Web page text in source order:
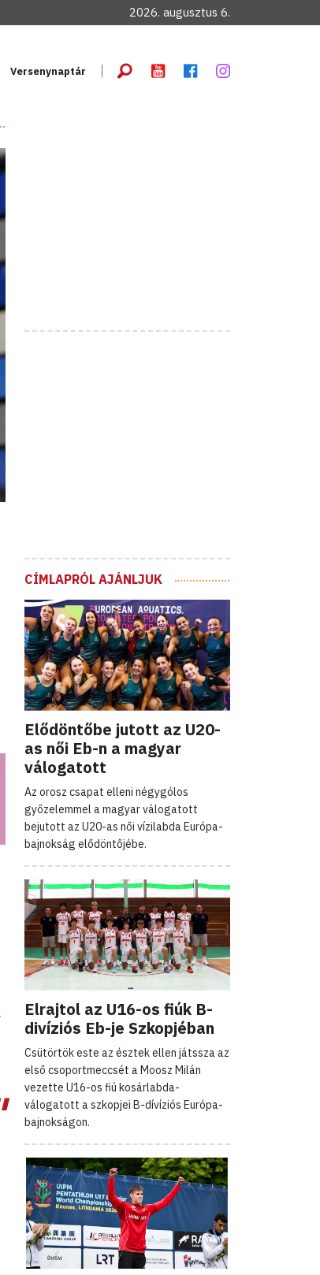
2026. augusztus 6.
Versenynaptár
CÍMLAPRÓL AJÁNLJUK
Elődöntőbe jutott az U20-
as női Eb-n a magyar
válogatott
Az orosz csapat elleni négygólos
győzelemmel a magyar válogatott
bejutott az U20-as női vízilabda Európa-
bajnokság elődöntőjébe.
Elrajtol az U16-os fiúk B-
divíziós Eb-je Szkopjéban
Csütörtök este az észtek ellen játssza az
első csoportmeccsét a Moosz Milán
vezette U16-os fiú kosárlabda-
válogatott a szkopjei B-dívíziós Európa-
bajnokságon.